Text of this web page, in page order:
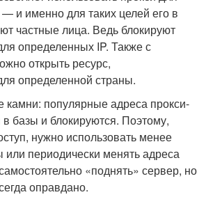
и именно для таких целей его в
частные лица. Ведь блокируют
определенных IP. Также с
открыть ресурс,
определенной страны.
камни: популярные адреса прокси-
базы и блокируются. Поэтому,
нужно использовать менее
или периодически менять адреса
«поднять» сервер, но
оправдано.